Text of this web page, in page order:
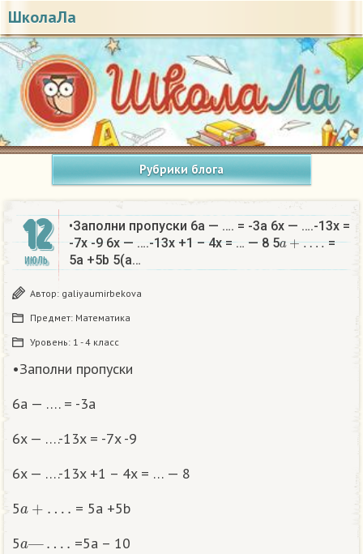
ШколаЛа
Рубрики блога
12
ИЮЛЬ
•Заполни пропуски 6a — …. = -3a 6x — ….-13x =
-7x -9 6x — ….-13x +1 – 4x = … — 8 5
+
=
5a +5b 5(a…
Автор: galiyaumirbekova
Предмет: Математика
Уровень: 1 - 4 класс
•Заполни пропуски
6a — …. = -3a
6x — ….-13x = -7x -9
6x — ….-13x +1 – 4x = … — 8
5
= 5a +5b
5
=5a – 10